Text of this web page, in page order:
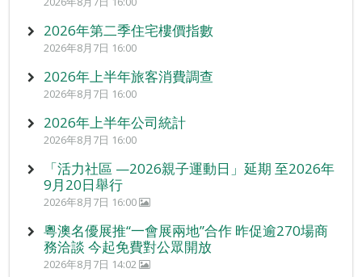
2026年第二季住宅樓價指數
2026年8月7日 16:00
2026年上半年旅客消費調查
2026年8月7日 16:00
2026年上半年公司統計
2026年8月7日 16:00
「活力社區 —2026親子運動日」延期 至2026年
9月20日舉行
2026年8月7日 16:00
粵澳名優展推“一會展兩地”合作 昨促逾270場商
務洽談 今起免費對公眾開放
2026年8月7日 14:02